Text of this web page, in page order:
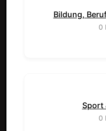
Bildung,
0
Sport
0